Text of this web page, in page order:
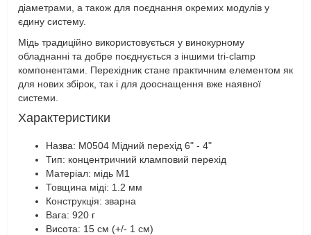
діаметрами, а також для поєднання окремих модулів у
єдину систему.
Мідь традиційно використовується у винокурному
обладнанні та добре поєднується з іншими tri-clamp
компонентами. Перехідник стане практичним елементом як
для нових збірок, так і для дооснащення вже наявної
системи.
Характеристики
Назва: M0504 Мідний перехід 6" - 4"
Тип: концентричний кламповий перехід
Матеріал: мідь М1
Товщина міді: 1.2 мм
Конструкція: зварна
Вага: 920 г
Висота: 15 см (+/- 1 см)